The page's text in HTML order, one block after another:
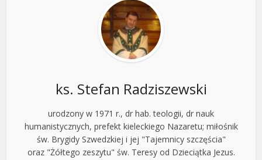
ks. Stefan Radziszewski
urodzony w 1971 r., dr hab. teologii, dr nauk
humanistycznych, prefekt kieleckiego Nazaretu; miłośnik
św. Brygidy Szwedzkiej i jej "Tajemnicy szczęścia"
oraz "Żółtego zeszytu" św. Teresy od Dzieciątka Jezus.